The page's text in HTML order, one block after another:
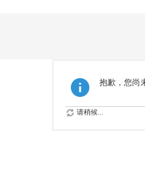
抱歉，您尚
请稍候...